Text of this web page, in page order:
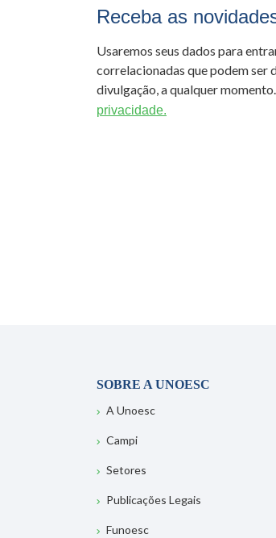
Receba as
Usaremos seus dados para
correlacionadas que podem ser
divulgação, a qualquer
privacidade.
SOBRE A UNOESC
A Unoesc
Campi
Setores
Publicações Legais
Funoesc